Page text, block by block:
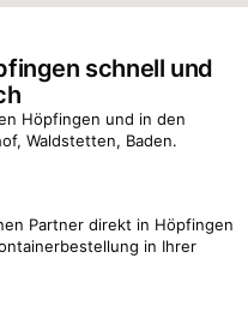
schnell und
Höpfingen und in den
Waldstetten, Baden.
Partner direkt in Höpfingen
in Ihrer